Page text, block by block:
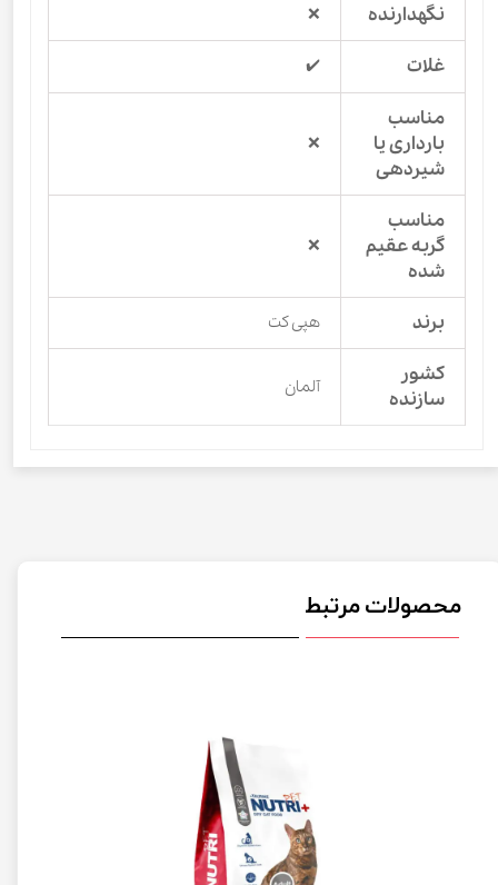
نگهدارنده ❌
غلات ✔️
مناسب
بارداری یا
شیردهی
❌
مناسب
گربه عقیم
شده
❌
برند هپی کت
کشور
سازنده
آلمان
محصولات مرتبط